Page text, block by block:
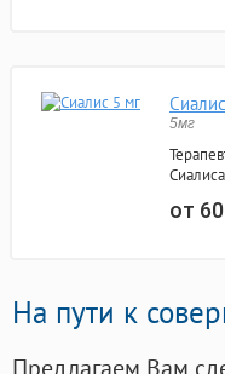
5мг
от
На пути к